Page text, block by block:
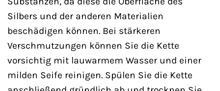
Silbers und der anderen Materialien
beschädigen können. Bei stärkeren
Verschmutzungen können Sie die Kette
vorsichtig mit lauwarmem Wasser und einer
milden Seife reinigen. Spülen Sie die Kette